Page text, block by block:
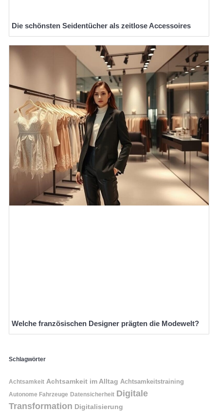
Die schönsten Seidentücher als zeitlose Accessoires
Welche französischen Designer prägten die Modewelt?
Schlagwörter
Achtsamkeit Achtsamkeit im Alltag Achtsamkeitstraining
Autonome Fahrzeuge Datensicherheit Digitale
Transformation Digitalisierung